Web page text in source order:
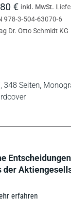
348 Seiten,
€ inkl. MwSt.
978-3-504-63070-6
Dr. Otto Schmidt KG
der
erfahren